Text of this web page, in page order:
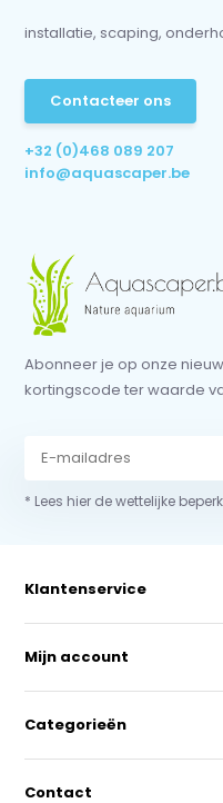
installatie, scaping,
Contacteer ons
+32 (0)468 089 207
info@aquascaper.be
Abonneer je op onze
kortingscode ter waarde
* Lees hier de wettelijke
Klantenservice
Mijn account
Categorieën
Contact